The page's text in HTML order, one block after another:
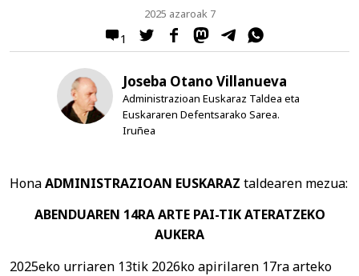
1
2025 azaroak 7
Joseba Otano Villanueva
Administrazioan Euskaraz Taldea eta
Euskararen Defentsarako Sarea.
Iruñea
HonaADMINISTRAZIOAN EUSKARAZ taldearen mezua:
ABENDUAREN 14RA ARTE PAI-TIK ATERATZEKO
AUKERA
2025eko urriaren 13tik 2026ko apirilaren 17ra arteko